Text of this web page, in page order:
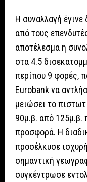
Η συναλλαγή έγινε
από τους
αποτέλεσμα η
στα 4.5
περίπου 9 φορές,
Eurobank να
μειώσει το
90μ.β. από 125μ.β.
προσφορά. Η
προσέλκυσε
σημαντική
συγκέντρωσε